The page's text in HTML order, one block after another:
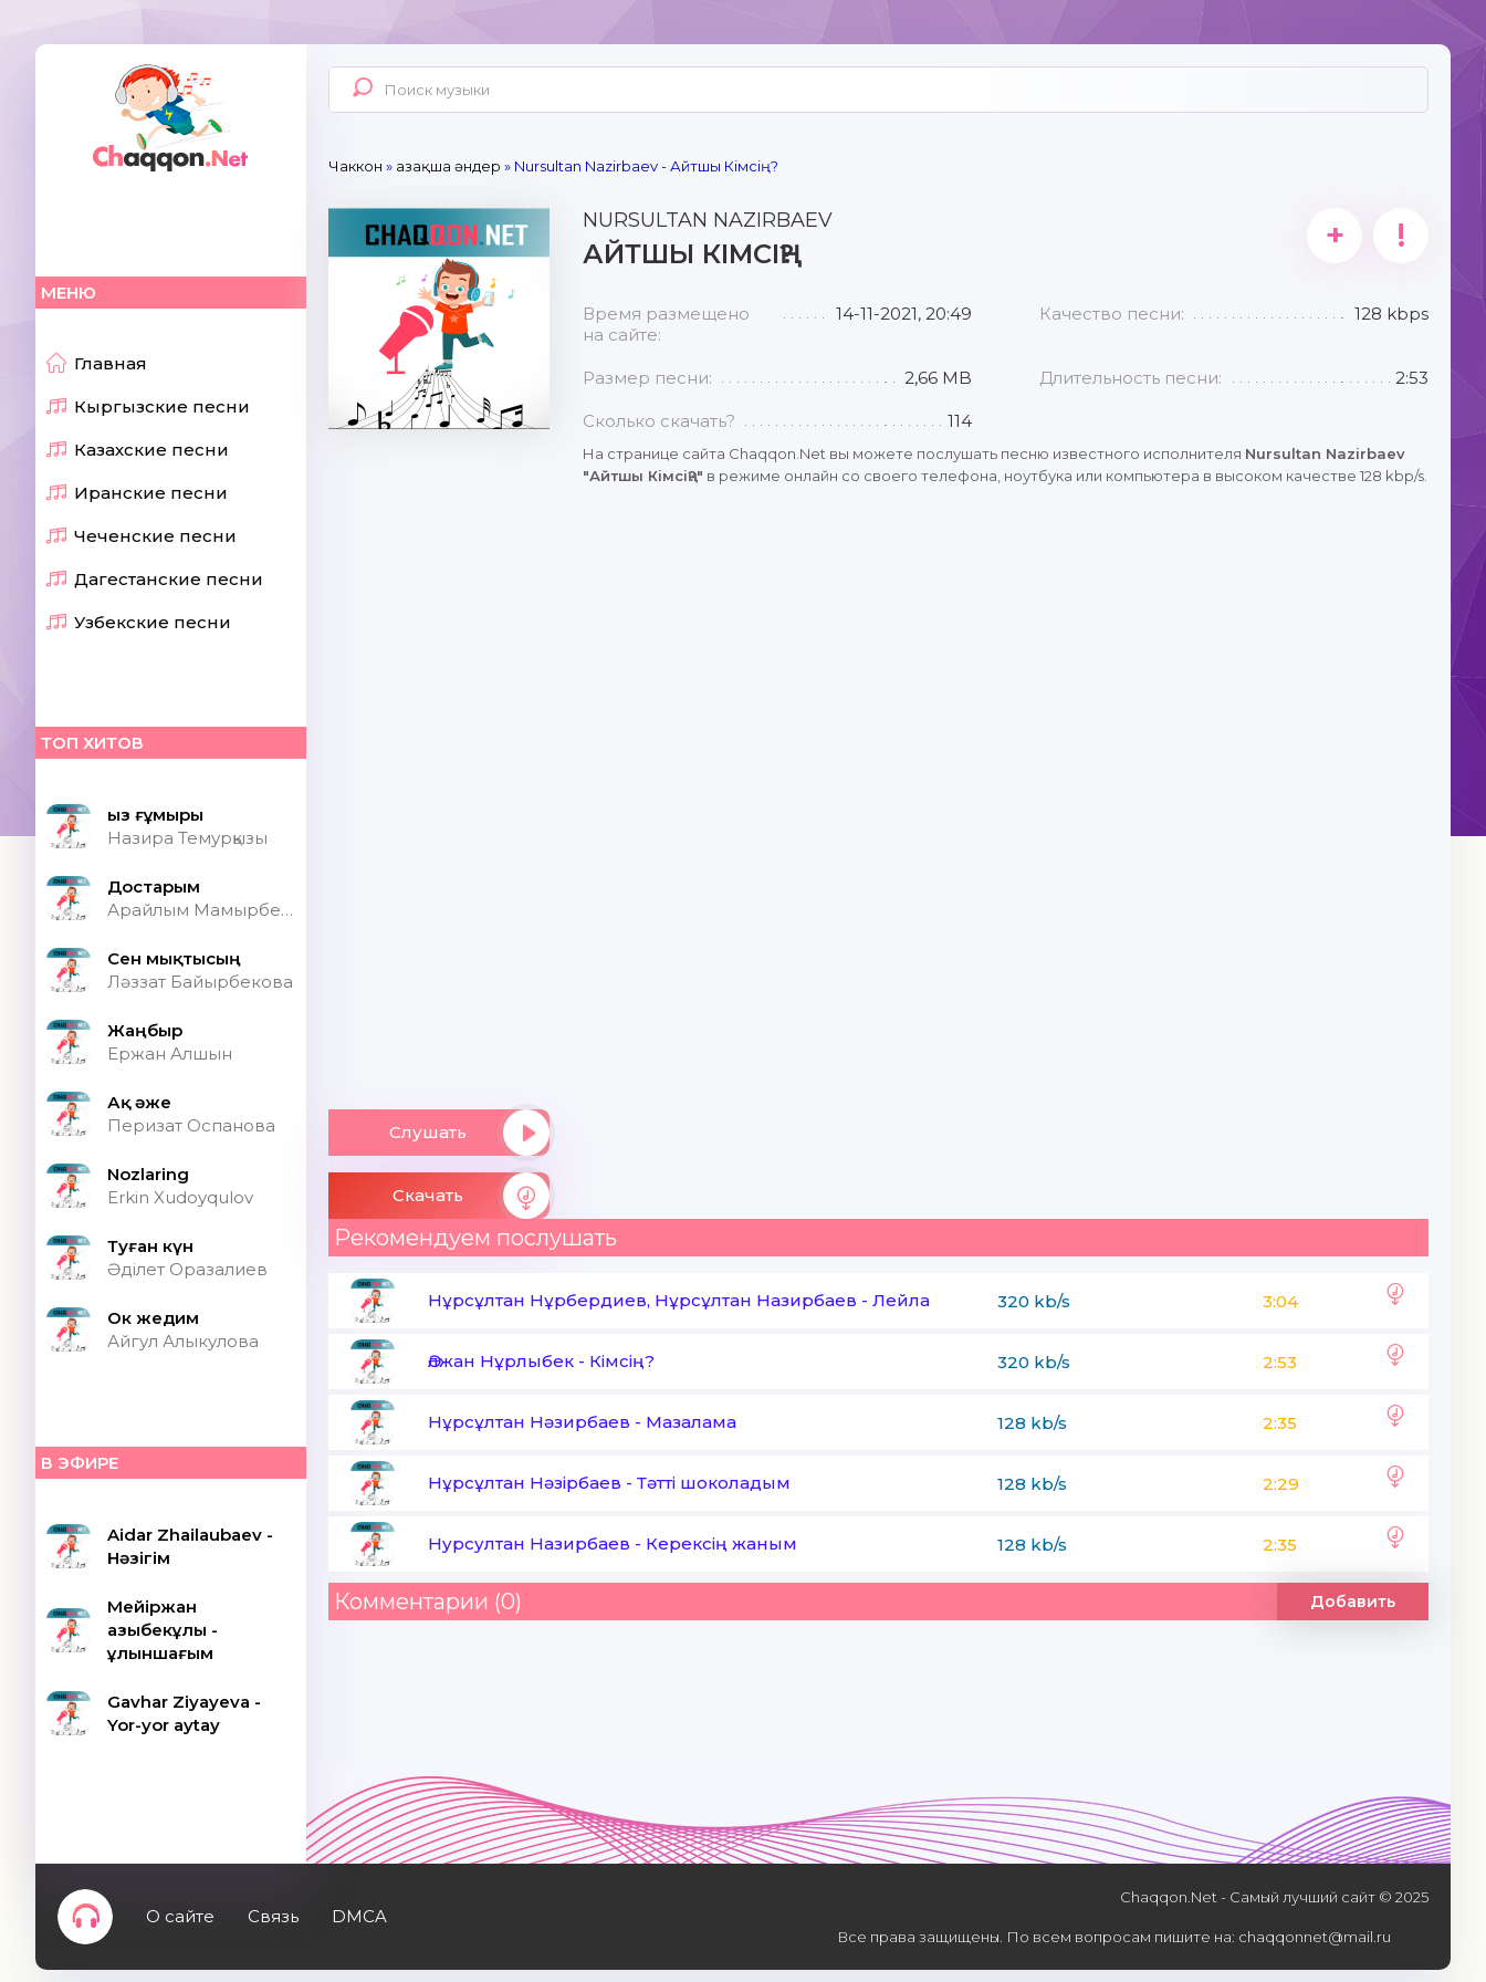
МЕНЮ
Главная
Кыргызские песни
Казахские песни
Иранские песни
Чеченские песни
Дагестанские песни
Узбекские песни
ТОП ХИТОВ
Қыз ғұмыры
Назира Темурқызы
Достарым
Арайлым Мамырбекқызы
Сен мықтысың
Ләззат Байырбекова
Жаңбыр
Ержан Алшын
Ақ әже
Перизат Оспанова
Nozlaring
Erkin Xudoyqulov
Туған күн
Әділет Оразалиев
Ок жедим
Айгул Алыкулова
В ЭФИРЕ
Aidar Zhailaubaev -
Нәзігім
Мейіржан
Қазыбекұлы -
Құлыншағым
Gavhar Ziyayeva -
Yor-yor aytay
Чаккон » Қазақша әндер » Nursultan Nazirbaev - Айтшы Кімсің?
Слушать
Скачать
NURSULTAN NAZIRBAEV
АЙТШЫ КІМСІҢ? + !
Время размещено
на сайте:
14-11-2021, 20:49 Качество песни: 128 kbps
Размер песни: 2,66 MB Длительность песни: 2:53
Сколько скачать? 114
На странице сайта Chaqqon.Net вы можете послушать песню известного исполнителя Nursultan Nazirbaev
"Айтшы Кімсің?" в режиме онлайн со своего телефона, ноутбука или компьютера в высоком качестве 128 kbp/s.
Рекомендуем послушать
Нұрсұлтан Нұрбердиев, Нұрсұлтан Назирбаев - Лейла 320 kb/s 3:04
Әлжан Нұрлыбек - Кімсің? 320 kb/s 2:53
Нұрсұлтан Нәзирбаев - Мазалама 128 kb/s 2:35
Нұрсұлтан Нәзірбаев - Тәтті шоколадым 128 kb/s 2:29
Нурсултан Назирбаев - Керексің жаным 128 kb/s 2:35
Комментарии (0) Добавить
О сайте Связь DMCA
Chaqqon.Net - Самый лучший сайт © 2025
Все права защищены. По всем вопросам пишите на: chaqqonnet@mail.ru